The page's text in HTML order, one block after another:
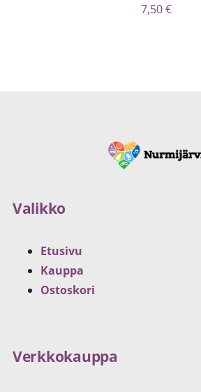
7,50€
Valikko
Etusivu
Kauppa
Ostoskori
Verkkokauppa